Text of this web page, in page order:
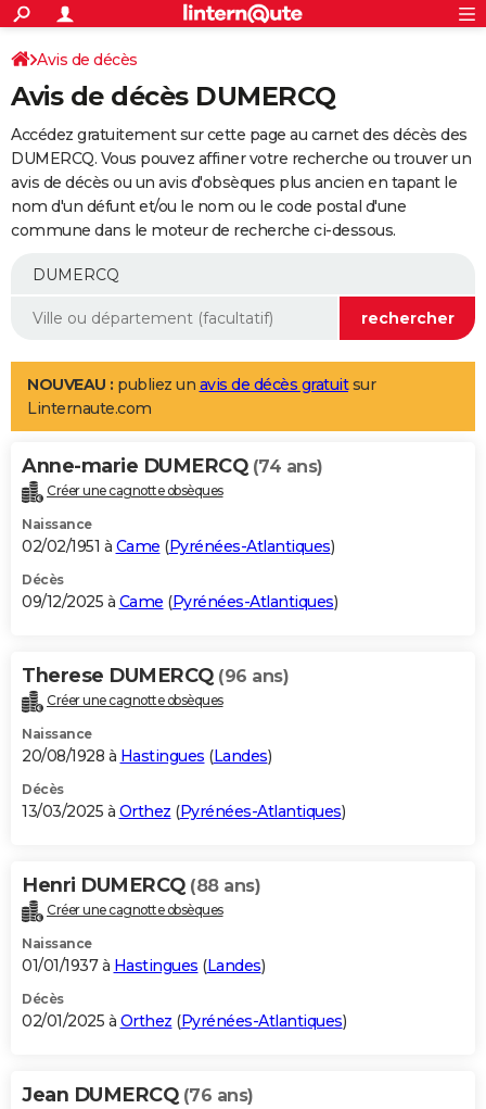
ACTUALITÉS
Politique
Société
Faits Divers
Education
Monde
Villes
+
SPORT
Coupe du monde 2026
Football
Tennis
Cyclisme
Rugby
Forum
Programme TV
TNT
Streaming
Cinéma
Sorties cinéma
Musique
+
FINANCE
Retraite
Epargne
Immobilier
Risques naturels par ville
Banque
Assurance
AUTO
Essais
Réserver un essai
Citadines
Berlines
SUV
Forum auto
+
Mobiles
Meilleur smartphone
Internet
Ordinateurs
Jeux vidéo
Guide high-tech
Aménagement intérieur
LIFESTYLE
Art de vivre
Bien-être
Loisirs
Mode
Modes de vie
Alimentation
Guide de la santé
Maladies
Médicaments
Sommeil
VOYAGE
Destinations
City break
Voyage nature
Voyage de noces
Forum
Climat
+PHOTO
GUIDES D'ACHAT
BONS PLANS
Carte de Noël
Carte Bonne année
Carte Saint-Valentin
Carte Pâques
Carte d'anniversaire
DICTIONNAIRE
Dictionnaire
Biographies
Citations
Expressions
Proverbes
PROGRAMME TV
S'inscrire
Se connecter
Lycées
Collèges
Primaires
Universités
Entreprises
Service militaire
Avis de recherche
AVIS DE DÉCÈS
Bricolage
Lifestyle
Culture
Sport
Auto
Television
Voyage
Cinema
Avis de décès
Avis de décès DUMERCQ
Accédez gratuitement sur cette page au carnet des décès des
DUMERCQ. Vous pouvez affiner votre recherche ou trouver un
avis de décès ou un avis d'obsèques plus ancien en tapant le
nom d'un défunt et/ou le nom ou le code postal d'une
commune dans le moteur de recherche ci-dessous.
NOUVEAU : publiez un avis de décès gratuitsur
Linternaute.com
Anne-marie DUMERCQ (74 ans)
Créer une cagnotte obsèques
Naissance
02/02/1951 à Came (Pyrénées-Atlantiques)
Décès
09/12/2025 à Came (Pyrénées-Atlantiques)
Therese DUMERCQ (96 ans)
Créer une cagnotte obsèques
Naissance
20/08/1928 à Hastingues (Landes)
Décès
13/03/2025 à Orthez (Pyrénées-Atlantiques)
Henri DUMERCQ (88 ans)
Créer une cagnotte obsèques
Naissance
01/01/1937 à Hastingues (Landes)
Décès
02/01/2025 à Orthez (Pyrénées-Atlantiques)
Jean DUMERCQ (76 ans)